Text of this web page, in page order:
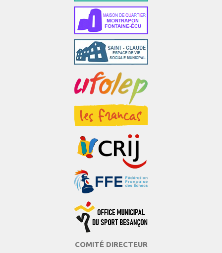
COMITÉ DIRECTEUR